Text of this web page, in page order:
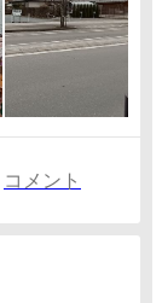
コメント